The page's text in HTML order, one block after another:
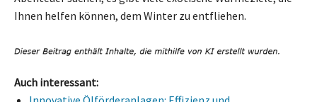
Ihnen helfen können, dem Winter zu entfliehen.
Auch interessant: